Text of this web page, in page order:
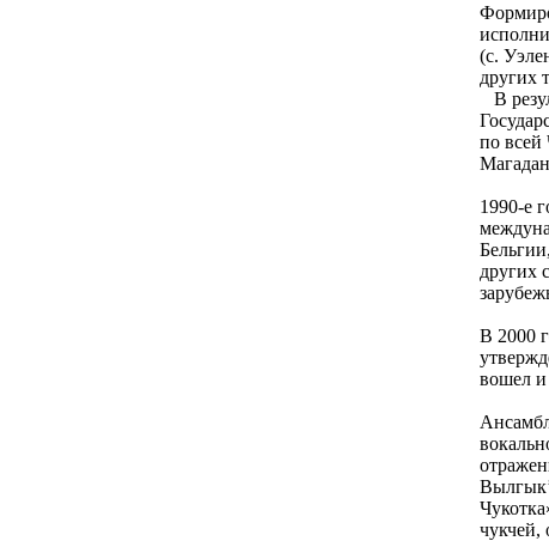
(с.
других
В
по всей
1990-е
других
В 2000
вошел и
чукчей,